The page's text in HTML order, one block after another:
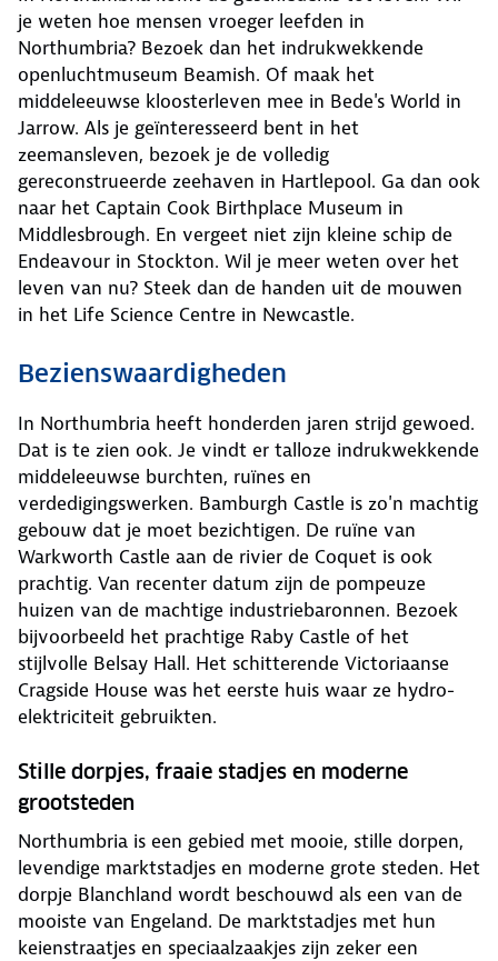
je weten hoe mensen vroeger leefden in
Northumbria? Bezoek dan het indrukwekkende
openluchtmuseum Beamish. Of maak het
middeleeuwse kloosterleven mee in Bede's World in
Jarrow. Als je geïnteresseerd bent in het
zeemansleven, bezoek je de volledig
gereconstrueerde zeehaven in Hartlepool. Ga dan ook
naar het Captain Cook Birthplace Museum in
Middlesbrough. En vergeet niet zijn kleine schip de
Endeavour in Stockton. Wil je meer weten over het
leven van nu? Steek dan de handen uit de mouwen
in het Life Science Centre in Newcastle.
Bezienswaardigheden
In Northumbria heeft honderden jaren strijd gewoed.
Dat is te zien ook. Je vindt er talloze indrukwekkende
middeleeuwse burchten, ruïnes en
verdedigingswerken. Bamburgh Castle is zo'n machtig
gebouw dat je moet bezichtigen. De ruïne van
Warkworth Castle aan de rivier de Coquet is ook
prachtig. Van recenter datum zijn de pompeuze
huizen van de machtige industriebaronnen. Bezoek
bijvoorbeeld het prachtige Raby Castle of het
stijlvolle Belsay Hall. Het schitterende Victoriaanse
Cragside House was het eerste huis waar ze hydro-
elektriciteit gebruikten.
Stille dorpjes, fraaie stadjes en moderne
grootsteden
Northumbria is een gebied met mooie, stille dorpen,
levendige marktstadjes en moderne grote steden. Het
dorpje Blanchland wordt beschouwd als een van de
mooiste van Engeland. De marktstadjes met hun
keienstraatjes en speciaalzaakjes zijn zeker een